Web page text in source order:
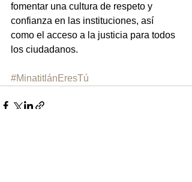
fomentar una cultura de respeto y
confianza en las instituciones, así
como el acceso a la justicia para todos
los ciudadanos.
#MinatitlánEresTú